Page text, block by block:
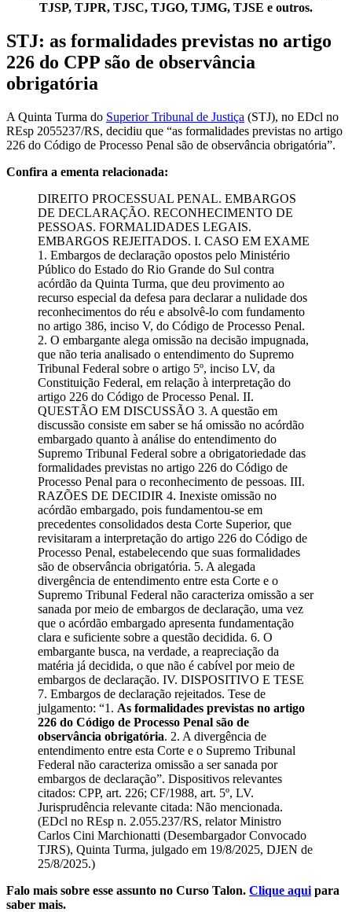
TJSP, TJPR, TJSC, TJGO, TJMG, TJSE e outros.
STJ: as formalidades previstas no artigo
226 do CPP são de observância
obrigatória
A Quinta Turma do Superior Tribunal de Justiça (STJ), no EDcl no
REsp 2055237/RS, decidiu que “as formalidades previstas no artigo
226 do Código de Processo Penal são de observância obrigatória”.
Confira a ementa relacionada:
DIREITO PROCESSUAL PENAL. EMBARGOS
DE DECLARAÇÃO. RECONHECIMENTO DE
PESSOAS. FORMALIDADES LEGAIS.
EMBARGOS REJEITADOS. I. CASO EM EXAME
1. Embargos de declaração opostos pelo Ministério
Público do Estado do Rio Grande do Sul contra
acórdão da Quinta Turma, que deu provimento ao
recurso especial da defesa para declarar a nulidade dos
reconhecimentos do réu e absolvê-lo com fundamento
no artigo 386, inciso V, do Código de Processo Penal.
2. O embargante alega omissão na decisão impugnada,
que não teria analisado o entendimento do Supremo
Tribunal Federal sobre o artigo 5º, inciso LV, da
Constituição Federal, em relação à interpretação do
artigo 226 do Código de Processo Penal. II.
QUESTÃO EM DISCUSSÃO 3. A questão em
discussão consiste em saber se há omissão no acórdão
embargado quanto à análise do entendimento do
Supremo Tribunal Federal sobre a obrigatoriedade das
formalidades previstas no artigo 226 do Código de
Processo Penal para o reconhecimento de pessoas. III.
RAZÕES DE DECIDIR 4. Inexiste omissão no
acórdão embargado, pois fundamentou-se em
precedentes consolidados desta Corte Superior, que
revisitaram a interpretação do artigo 226 do Código de
Processo Penal, estabelecendo que suas formalidades
são de observância obrigatória. 5. A alegada
divergência de entendimento entre esta Corte e o
Supremo Tribunal Federal não caracteriza omissão a ser
sanada por meio de embargos de declaração, uma vez
que o acórdão embargado apresenta fundamentação
clara e suficiente sobre a questão decidida. 6. O
embargante busca, na verdade, a reapreciação da
matéria já decidida, o que não é cabível por meio de
embargos de declaração. IV. DISPOSITIVO E TESE
7. Embargos de declaração rejeitados. Tese de
julgamento: “1. As formalidades previstas no artigo
226 do Código de Processo Penal são de
observância obrigatória. 2. A divergência de
entendimento entre esta Corte e o Supremo Tribunal
Federal não caracteriza omissão a ser sanada por
embargos de declaração”. Dispositivos relevantes
citados: CPP, art. 226; CF/1988, art. 5º, LV.
Jurisprudência relevante citada: Não mencionada.
(EDcl no REsp n. 2.055.237/RS, relator Ministro
Carlos Cini Marchionatti (Desembargador Convocado
TJRS), Quinta Turma, julgado em 19/8/2025, DJEN de
25/8/2025.)
Falo mais sobre esse assunto no Curso Talon. Clique aqui para
saber mais.